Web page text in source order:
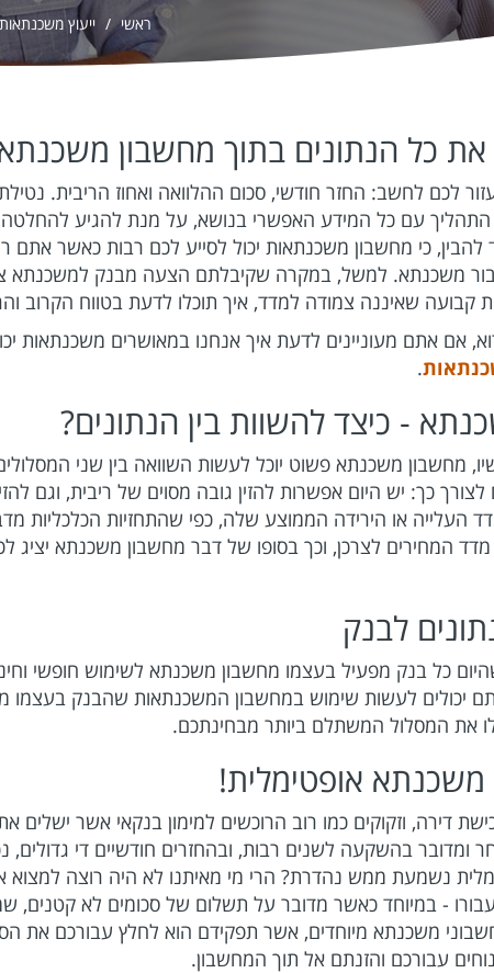
ראשי ייעוץ
כל הנתונים בתוך מחשבון
לכם לחשב: החזר חודשי, סכום ההלוואה ואחוז הריבית.
התהליך עם כל המידע האפשרי בנושא, על מנת להגיע להחלטה
כי מחשבון משכנתאות יכול לסייע לכם רבות כאשר אתם
משכנתא. למשל, במקרה שקיבלתם הצעה מבנק למשכנתא
קבועה שאיננה צמודה למדד, איך תוכלו לדעת בטווח הקרוב
אם אתם מעוניינים לדעת איך אנחנו במאושרים משכנתאות
.
- כיצד להשוות בין הנתונים?
מחשבון משכנתא פשוט יוכל לעשות השוואה בין שני
כך: יש היום אפשרות להזין גובה מסוים של ריבית, וגם
העלייה או הירידה הממוצע שלה, כפי שהתחזיות הכלכליות
המחירים לצרכן, וכך בסופו של דבר מחשבון משכנתא יציג
לבנק
כל בנק מפעיל בעצמו מחשבון משכנתא לשימוש חופשי
יכולים לעשות שימוש במחשבון המשכנתאות שהבנק בעצמו
את המסלול המשתלם ביותר מבחינתכם.
אופטימלית!
דירה, וזקוקים כמו רוב הרוכשים למימון בנקאי אשר
ומדובר בהשקעה לשנים רבות, ובהחזרים חודשיים די גדולים,
נשמעת ממש נהדרת? הרי מי מאיתנו לא היה רוצה
- במיוחד כאשר מדובר על תשלום של סכומים לא קטנים,
משכנתא מיוחדים, אשר תפקידם הוא לחלץ עבורכם את
עבורכם והזנתם אל תוך המחשבון.